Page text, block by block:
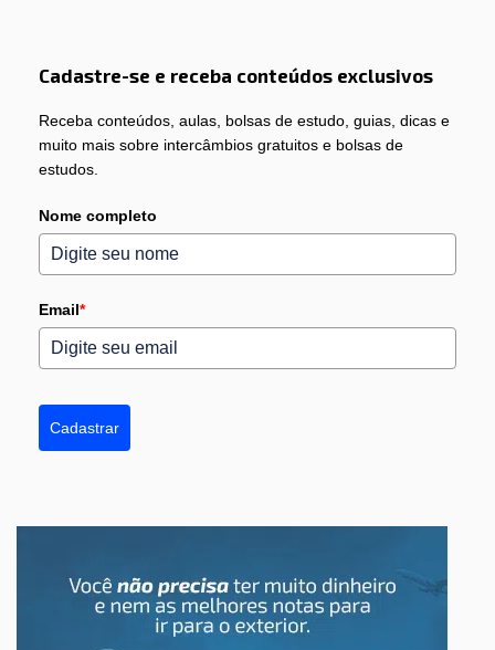
Cadastre-se e receba conteúdos exclusivos
Receba conteúdos, aulas, bolsas de estudo, guias, dicas e
muito mais sobre intercâmbios gratuitos e bolsas de
estudos.
Nome completo
Email*
Cadastrar